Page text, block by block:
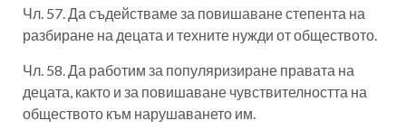
Чл. 57. Да съдействаме за повишаване степента на
разбиране на децата и техните нужди от обществото.
Чл. 58. Да работим за популяризиране правата на
децата, както и за повишаване чувствителността на
обществото към нарушаването им.